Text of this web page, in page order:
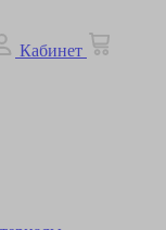
Кабинет